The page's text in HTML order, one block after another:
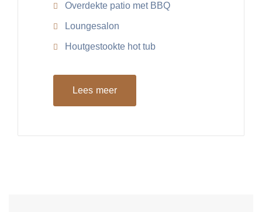
Overdekte patio met BBQ
Loungesalon
Houtgestookte hot tub
Lees meer